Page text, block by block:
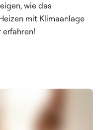
wie das
mit Klimaanlage